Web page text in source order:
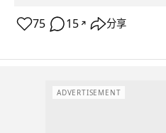
75 15 ↗ 分享
ADVERTISEMENT